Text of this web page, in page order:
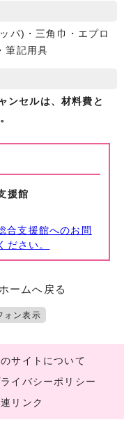
パ)・三角巾・エプロ
筆記用具
ンセルは、材料費と
援館
支援館へのお問
ださい。
ホームへ戻る
ォン表示
のサイトについて
イバシーポリシー
リンク